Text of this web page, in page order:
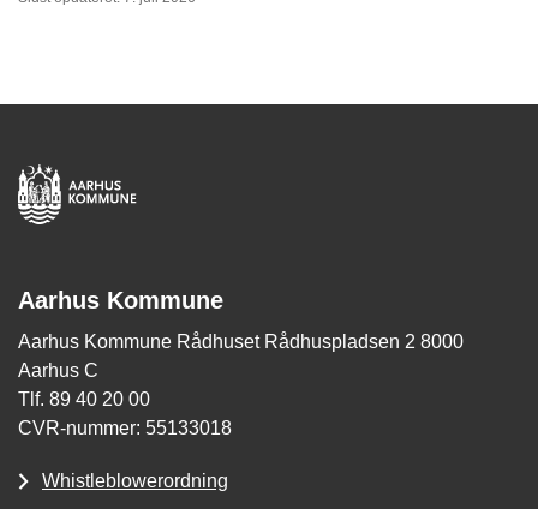
Aarhus Kommune
Aarhus Kommune Rådhuset Rådhuspladsen 2 8000
Aarhus C
Tlf. 89 40 20 00
CVR-nummer: 55133018
Whistleblowerordning